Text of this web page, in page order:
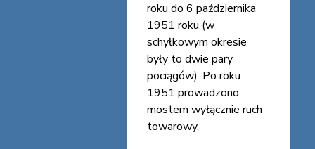
roku do 6 października
1951 roku (w
schyłkowym okresie
były to dwie pary
pociągów). Po roku
1951 prowadzono
mostem wyłącznie ruch
towarowy.